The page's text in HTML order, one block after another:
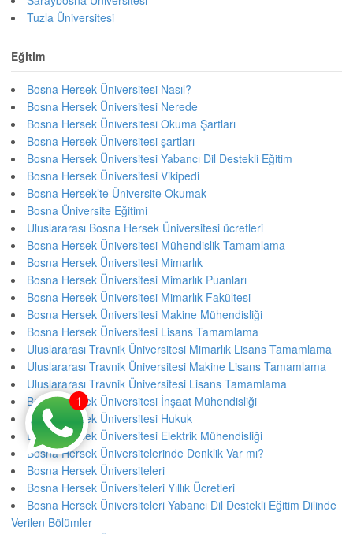
Tuzla Üniversitesi
Eğitim
Bosna Hersek Üniversitesi Nasıl?
Bosna Hersek Üniversitesi Nerede
Bosna Hersek Üniversitesi Okuma Şartları
Bosna Hersek Üniversitesi şartları
Bosna Hersek Üniversitesi Yabancı Dil Destekli Eğitim
Bosna Hersek Üniversitesi Vikipedi
Bosna Hersek’te Üniversite Okumak
Bosna Üniversite Eğitimi
Uluslararası Bosna Hersek Üniversitesi ücretleri
Bosna Hersek Üniversitesi Mühendislik Tamamlama
Bosna Hersek Üniversitesi Mimarlık
Bosna Hersek Üniversitesi Mimarlık Puanları
Bosna Hersek Üniversitesi Mimarlık Fakültesi
Bosna Hersek Üniversitesi Makine Mühendisliği
Bosna Hersek Üniversitesi Lisans Tamamlama
Uluslararası Travnik Üniversitesi Mimarlık Lisans Tamamlama
Uluslararası Travnik Üniversitesi Makine Lisans Tamamlama
Uluslararası Travnik Üniversitesi Lisans Tamamlama
Bosna Hersek Üniversitesi İnşaat Mühendisliği
Bosna Hersek Üniversitesi Hukuk
Bosna Hersek Üniversitesi Elektrik Mühendisliği
Bosna Hersek Üniversitelerinde Denklik Var mı?
Bosna Hersek Üniversiteleri
Bosna Hersek Üniversiteleri Yıllık Ücretleri
Bosna Hersek Üniversiteleri Yabancı Dil Destekli Eğitim Dilinde
Verilen Bölümler
1